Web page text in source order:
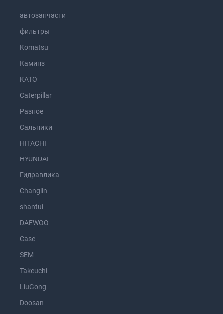
автозапчасти
фильтры
Komatsu
Каминз
KATO
Caterpillar
Разное
Сальники
HITACHI
HYUNDAI
Гидравлика
Changlin
shantui
DAEWOO
Case
SEM
Takeuchi
LiuGong
Doosan